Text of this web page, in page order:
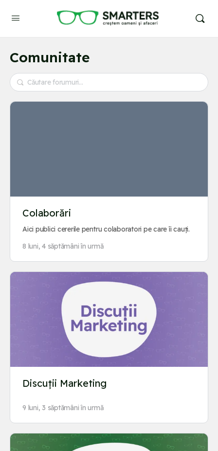
Comunitate
Colaborări
Aici publici cererile pentru colaboratori pe care îi cauți.
8 luni, 4 săptămâni în urmă
Discuții Marketing
9 luni, 3 săptămâni în urmă